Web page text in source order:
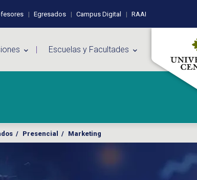
Egresados Campus Digital RAAI
Escuelas y Facultades
/ Presencial / Marketing